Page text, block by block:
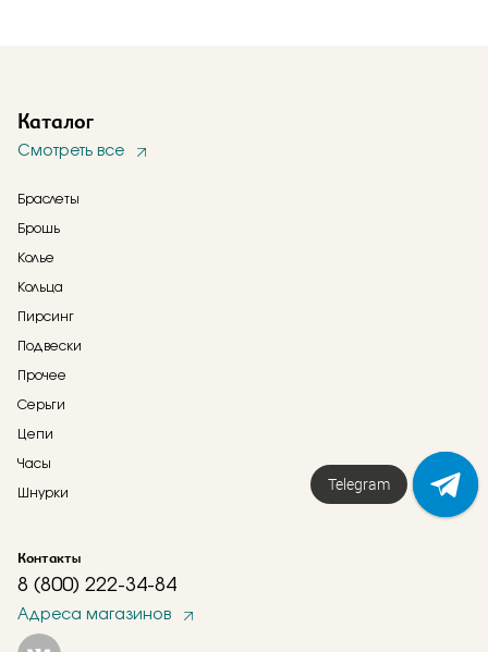
Каталог
Смотреть все
Браслеты
Брошь
Колье
Кольца
Пирсинг
Подвески
Прочее
Серьги
Цепи
Часы
Шнурки
Контакты
8 (800) 222-34-84
Адреса магазинов
Telegram